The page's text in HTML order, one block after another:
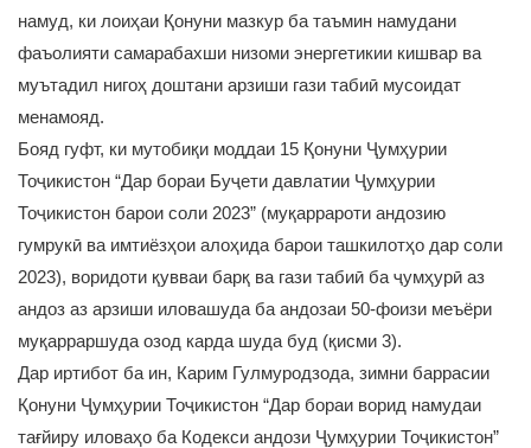
намуд, ки лоиҳаи Қонуни мазкур ба таъмин намудани
фаъолияти самарабахши низоми энергетикии кишвар ва
муътадил нигоҳ доштани арзиши гази табиӣ мусоидат
менамояд.
Бояд гуфт, ки мутобиқи моддаи 15 Қонуни Ҷумҳурии
Тоҷикистон “Дар бораи Буҷети давлатии Ҷумҳурии
Тоҷикистон барои соли 2023” (муқаррароти андозию
гумрукӣ ва имтиёзҳои алоҳида барои ташкилотҳо дар соли
2023), воридоти қувваи барқ ва гази табиӣ ба ҷумҳурӣ аз
андоз аз арзиши иловашуда ба андозаи 50-фоизи меъёри
муқарраршуда озод карда шуда буд (қисми 3).
Дар иртибот ба ин, Карим Гулмуродзода, зимни баррасии
Қонуни Ҷумҳурии Тоҷикистон “Дар бораи ворид намудаи
тағйиру иловаҳо ба Кодекси андози Ҷумҳурии Тоҷикистон”